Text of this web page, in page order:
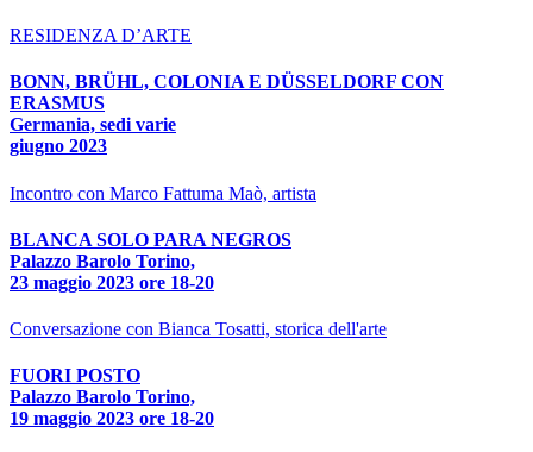
RESIDENZA D’ARTE
BONN, BRÜHL, COLONIA E DÜSSELDORF CON
ERASMUS
Germania, sedi varie
giugno 2023
Incontro con Marco Fattuma Maò, artista
BLANCA SOLO PARA NEGROS
Palazzo Barolo Torino,
23 maggio 2023 ore 18-20
Conversazione con Bianca Tosatti, storica dell'arte
FUORI POSTO
Palazzo Barolo Torino,
19 maggio 2023 ore 18-20